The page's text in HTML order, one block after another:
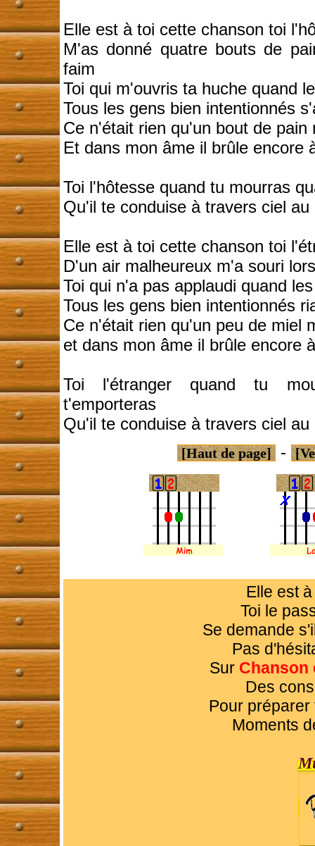
Elle est à toi cette chanson toi
M'as donné quatre bouts de
faim
Toi qui m'ouvris ta huche quand
Tous les gens bien intentionnés
Ce n'était rien qu'un bout de
Et dans mon âme il brûle encore
Toi l'hôtesse quand tu mourras
Qu'il te conduise à travers ciel au
Elle est à toi cette chanson toi
D'un air malheureux m'a souri
Toi qui n'a pas applaudi quand
Tous les gens bien intentionnés
Ce n'était rien qu'un peu de miel
et dans mon âme il brûle encore
Toi l'étranger quand tu
t'emporteras
Qu'il te conduise à travers ciel au
[Haut de page] -
Elle est
Toi le
Se demande
Pas
Sur Chanson
Des
Pour
Moments